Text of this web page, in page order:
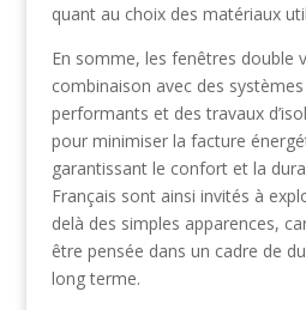
quant au choix des matériaux
En somme, les fenêtres double
combinaison avec des
performants et des travaux
pour minimiser la facture
garantissant le confort et la
Français sont ainsi invités à
delà des simples apparences,
être pensée dans un cadre de
long terme.